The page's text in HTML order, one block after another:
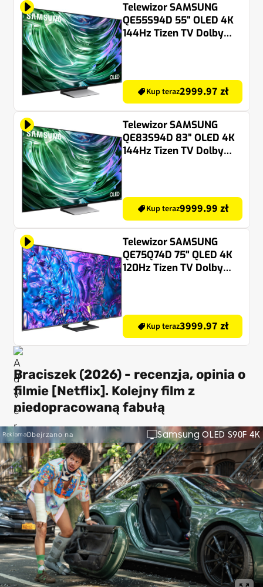
Telewizor SAMSUNG
QE55S94D 55" OLED 4K
144Hz Tizen TV Dolby
Kup teraz2999.97 zł
Telewizor SAMSUNG
QE83S94D 83” OLED 4K
144Hz Tizen TV Dolby
Kup teraz9999.99 zł
Telewizor SAMSUNG
QE75Q74D 75" QLED 4K
120Hz Tizen TV Dolby
Kup teraz3999.97 zł
Braciszek (2026) - recenzja, opinia o
filmie [Netflix]. Kolejny film z
niedopracowaną fabułą
Obejrzano na Samsung OLED S90F 4K
Reklama